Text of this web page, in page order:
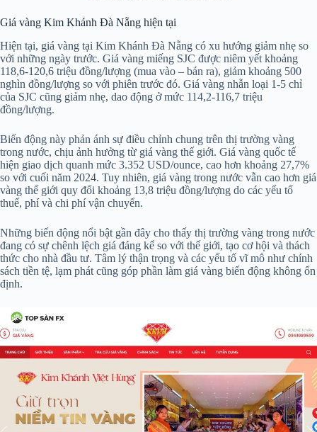
Giá vàng Kim Khánh Đà Nẵng hiện tại
Hiện tại, giá vàng tại Kim Khánh Đà Nẵng có xu hướng giảm nhẹ so
với những ngày trước. Giá vàng miếng SJC được niêm yết khoảng
118,6-120,6 triệu đồng/lượng (mua vào – bán ra), giảm khoảng 500
nghìn đồng/lượng so với phiên trước đó. Giá vàng nhẫn loại 1-5 chỉ
của SJC cũng giảm nhẹ, dao động ở mức 114,2-116,7 triệu
đồng/lượng.
Biến động này phản ánh sự điều chỉnh chung trên thị trường vàng
trong nước, chịu ảnh hưởng từ giá vàng thế giới. Giá vàng quốc tế
hiện giao dịch quanh mức 3.352 USD/ounce, cao hơn khoảng 27,7%
so với cuối năm 2024. Tuy nhiên, giá vàng trong nước vẫn cao hơn giá
vàng thế giới quy đổi khoảng 13,8 triệu đồng/lượng do các yếu tố
thuế, phí và chi phí vận chuyển.
Những biến động nổi bật gần đây cho thấy thị trường vàng trong nước
đang có sự chênh lệch giá đáng kể so với thế giới, tạo cơ hội và thách
thức cho nhà đầu tư. Tâm lý thận trọng và các yếu tố vĩ mô như chính
sách tiền tệ, lạm phát cũng góp phần làm giá vàng biến động không ổn
định.